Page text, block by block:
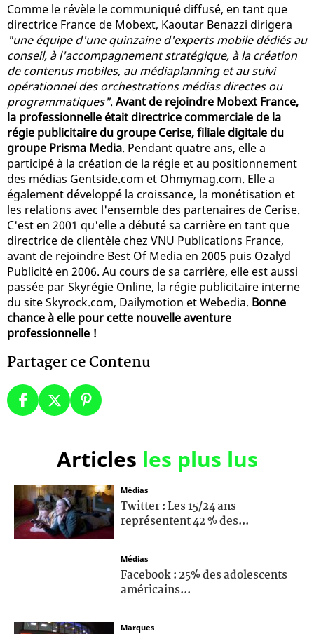
Comme le révèle le communiqué diffusé, en tant que
directrice France de Mobext, Kaoutar Benazzi dirigera
"une équipe d'une quinzaine d'experts mobile dédiés au
conseil, à l'accompagnement stratégique, à la création
de contenus mobiles, au médiaplanning et au suivi
opérationnel des orchestrations médias directes ou
programmatiques". Avant de rejoindre Mobext France,
la professionnelle était directrice commerciale de la
régie publicitaire du groupe Cerise, filiale digitale du
groupe Prisma Media. Pendant quatre ans, elle a
participé à la création de la régie et au positionnement
des médias Gentside.com et Ohmymag.com. Elle a
également développé la croissance, la monétisation et
les relations avec l'ensemble des partenaires de Cerise.
C'est en 2001 qu'elle a débuté sa carrière en tant que
directrice de clientèle chez VNU Publications France,
avant de rejoindre Best Of Media en 2005 puis Ozalyd
Publicité en 2006. Au cours de sa carrière, elle est aussi
passée par Skyrégie Online, la régie publicitaire interne
du site Skyrock.com, Dailymotion et Webedia. Bonne
chance à elle pour cette nouvelle aventure
professionnelle !
Partager ce Contenu
Articles les plus lus
Médias
Twitter : Les 15/24 ans
représentent 42 % des...
Médias
Facebook : 25% des adolescents
américains...
Marques